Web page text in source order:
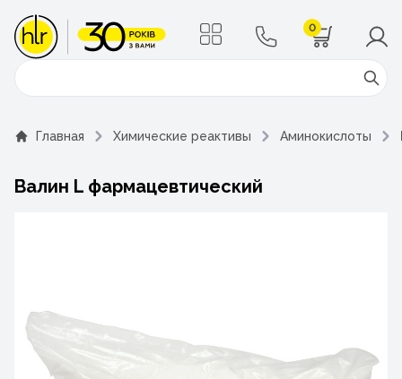
0
Поиск
Главная Химические реактивы Аминокислоты
Валин L фармацевтический